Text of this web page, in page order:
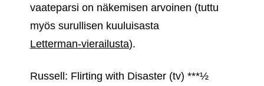
vaateparsi on näkemisen arvoinen (tuttu
myös surullisen kuuluisasta
Letterman-vierailusta).
Russell: Flirting with Disaster (tv) ***½